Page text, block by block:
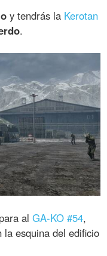
y tendrás la Kerotan
.
alGA-KO #54,
la esquina del edificio